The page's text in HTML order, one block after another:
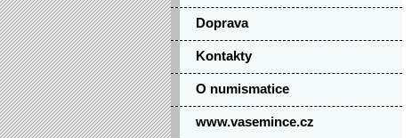
Doprava
Kontakty
O numismatice
www.vasemince.cz